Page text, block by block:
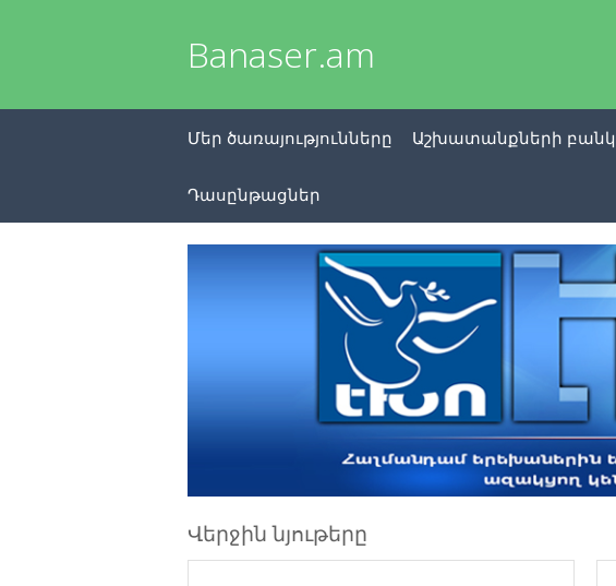
Banaser.am
Մեր ծառայությունները Աշխատանքների բանկ
Դասընթացներ
Վերջին նյութերը